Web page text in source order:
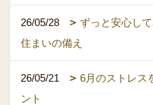
26/05/28
ずっと安心し
住まいの備え
26/05/21
6月のストレス
ント